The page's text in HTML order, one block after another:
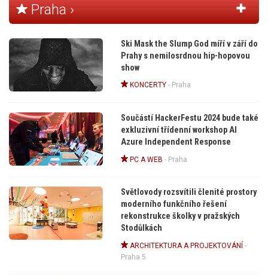
Praha ›
Ski Mask the Slump God míří v září do
Prahy s nemilosrdnou hip-hopovou
show
KONCERTY- Praha
Součástí HackerFestu 2024 bude také
exkluzivní třídenní workshop AI
Azure Independent Response
PC A WEB - Praha
Světlovody rozsvítili členité prostory
moderního funkčního řešení
rekonstrukce školky v pražských
Stodůlkách
ARCHITEKTURA A PROJEKTOVÁNÍ -
Praha 5